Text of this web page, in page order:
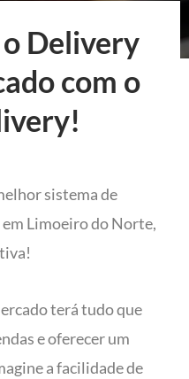
Delivery
com o
sistema de
Limoeiro do Norte,
terá tudo que
e oferecer um
a facilidade de